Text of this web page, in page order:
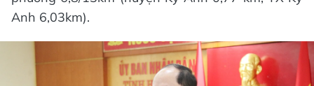
Anh 6,03km).